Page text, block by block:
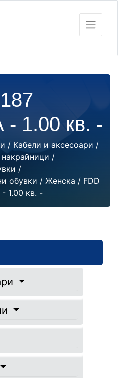
1.00 кв. -
/ Кабели и аксесоари /
/
/
обувки / Женска / FDD
1.00 кв. -